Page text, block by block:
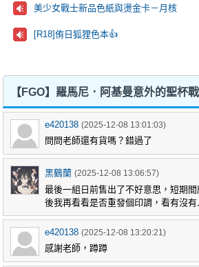
美少女戰士新品色紙與燙金卡－月核
[R18]侑日狐狸色本👍
【FGO】羅馬尼．阿基曼意外的聖杯
e420138 (2025-12-08 13:01:03)
問問老師還有貨嗎？錯過了
黑鶴蘭 (2025-12-08 13:06:57)
最後一組日前售出了不好意思，短期
後我再看看是否重發個印調，看有沒有
e420138 (2025-12-08 13:20:21)
感謝老師，蹲蹲